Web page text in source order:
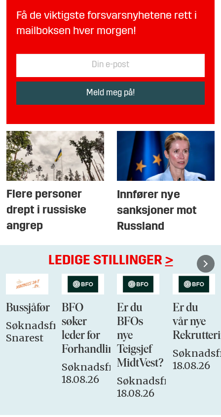
Få de viktigste forsvarsnyhetene rett i
mailboksen hver morgen!
Flere personer
drept i russiske
angrep
Innfører nye
sanksjoner mot
Russland
LEDIGE STILLINGER >
Bussjåfør
Søknadsfrist:
Snarest
BFO
søker
leder for
Forhandlingsutvalget
Søknadsfrist:
18.08.26
Er du
BFOs
nye
Teigsjef
MidtVest?
Søknadsfrist:
18.08.26
Er du
vår nye
18.08.26